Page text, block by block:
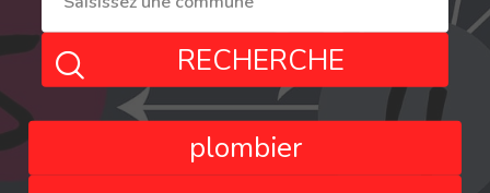
RECHERCHE
plombier